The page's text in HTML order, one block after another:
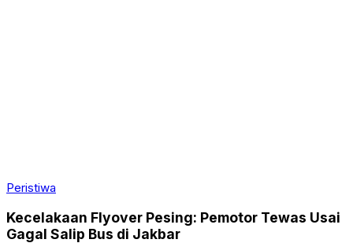
Peristiwa
Kecelakaan Flyover Pesing: Pemotor Tewas Usai
Gagal Salip Bus di Jakbar